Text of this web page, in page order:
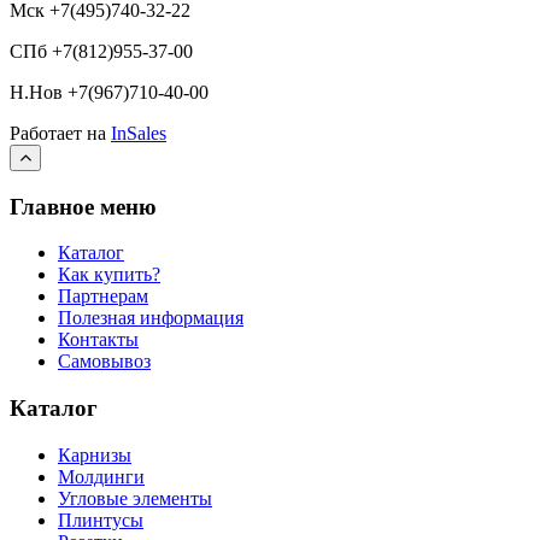
Мск +7(495)740-32-22
СПб +7(812)955-37-00
Н.Нов +7(967)710-40-00
Работает на InSales
Главное меню
Каталог
Как купить?
Партнерам
Полезная информация
Контакты
Самовывоз
Каталог
Карнизы
Молдинги
Угловые элементы
Плинтусы